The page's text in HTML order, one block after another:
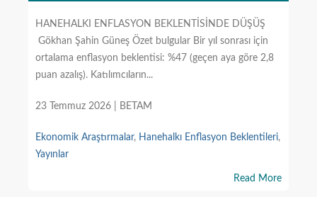
HANEHALKI ENFLASYON BEKLENTİSİNDE DÜŞÜŞ
Gökhan Şahin Güneş Özet bulgular Bir yıl sonrası için
ortalama enflasyon beklentisi: %47 (geçen aya göre 2,8
puan azalış). Katılımcıların...
23 Temmuz 2026 | BETAM
Ekonomik Araştırmalar, Hanehalkı Enflasyon Beklentileri,
Yayınlar
Read More